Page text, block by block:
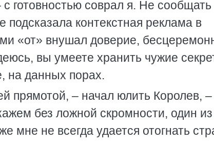
готовностью соврал я. Не
контекстная реклама в
«от» внушал доверие,
вы умеете хранить чужие
на данных порах.
прямотой, – начал юлить Королев,
без ложной скромности, один из
мне не всегда удается отогнать